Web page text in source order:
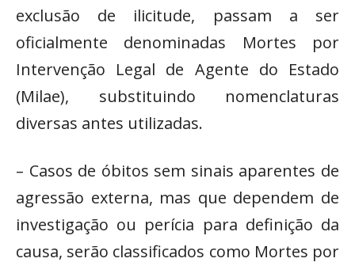
exclusão de ilicitude, passam a ser
oficialmente denominadas Mortes por
Intervenção Legal de Agente do Estado
(Milae), substituindo nomenclaturas
diversas antes utilizadas.
– Casos de óbitos sem sinais aparentes de
agressão externa, mas que dependem de
investigação ou perícia para definição da
causa, serão classificados como Mortes por